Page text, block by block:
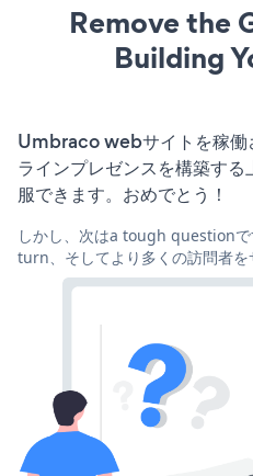
Remove the
Building
Umbraco webサイトを稼働
ラインプレゼンスを構築す
服できます。おめでとう！
しかし、次はa tough question
turn、そしてより多くの訪問者を